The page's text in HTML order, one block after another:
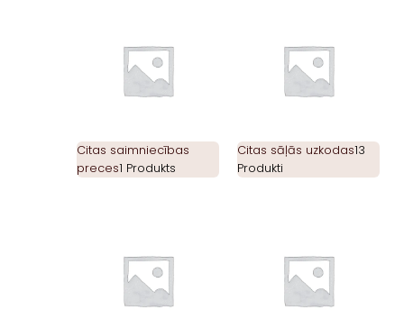
Citas saimniecības
preces1 Produkts
Citas sāļās uzkodas13
Produkti